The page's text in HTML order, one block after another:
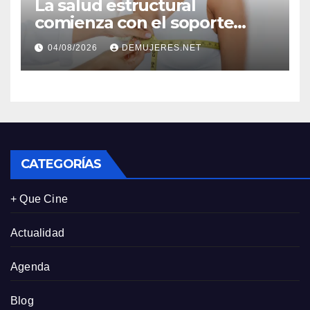
La salud estructural
comienza con el soporte
correcto: Caprice revela el
impacto de la lencería en la
salud física de las mujeres
04/08/2026 DEMUJERES.NET
CATEGORÍAS
+ Que Cine
Actualidad
Agenda
Blog